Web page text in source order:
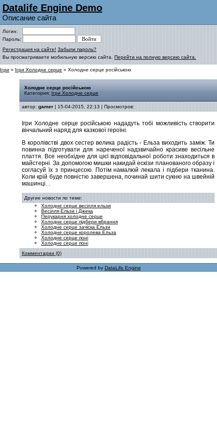
Datalife Engine Demo
Описание сайта
Логин:
Пароль:
Регистрация на сайте! Забыли пароль?
Вы просматриваете мобильную версию сайта. Перейти на полную версию сайта.
Ігри » Ігри Холодне серце » Холодне серце російською
Холодне серце російською
Категория: Ігри Холодне серце
автор: gamer | 15-04-2015, 22:13 | Просмотров:
Ігри Холодне серце російською нададуть тобі можливість створити
вінчальний наряд для казкової героїні.
В королівстві двох сестер велика радість - Ельза виходить заміж. Ти
повинна підготувати для нареченої надзвичайно красиве весільне
плаття. Все необхідне для цієї відповідальної роботи знаходиться в
майстерні. За допомогою мишки накидай ескізи планованого образу і
согласуй їх з принцесою. Потім намалюй лекала і підбери тканина.
Коли крій буде повністю завершена, починай шити сукню на швейній
машинці. .
Другие новости по теме:
Холодне серце весілля ельзи
Весілля Ельзи і Джека
Перукарня холодне серце
Холодне серце підбери вбрання
Холодне серце зачіска Ельзи
Холодне серце королева Ельза
Холодне серце поні
Холодне серце поні
Комментарии (0)
Powered by DataLife Engine